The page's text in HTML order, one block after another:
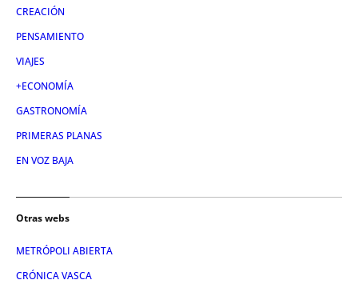
CREACIÓN
PENSAMIENTO
VIAJES
+ECONOMÍA
GASTRONOMÍA
PRIMERAS PLANAS
EN VOZ BAJA
Otras webs
METRÓPOLI ABIERTA
CRÓNICA VASCA